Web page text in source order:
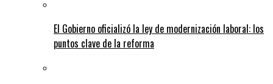
El Gobierno oficializó la ley de modernización laboral: los
puntos clave de la reforma